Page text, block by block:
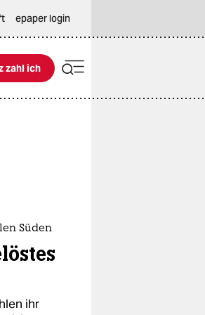
epaper login
ich
zahl ich
Süden
ihr